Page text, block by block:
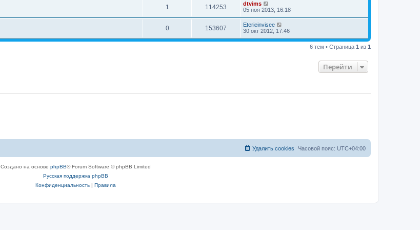
1 114253
dtvims
05 ноя 2013, 16:18
0 153607
Eterieinvisee
30 окт 2012, 17:46
6 тем • Страница 1 из 1
Перейти
Часовой пояс: UTC+04:00
Удалить cookies
Создано на основе phpBB® Forum Software © phpBB Limited
Русская поддержка phpBB
Конфиденциальность| Правила